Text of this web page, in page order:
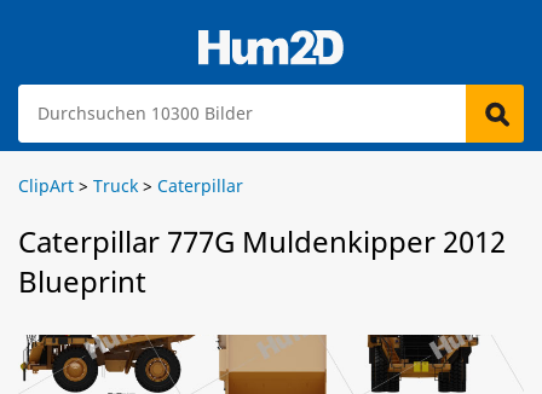
ClipArt > Truck > Caterpillar
Caterpillar 777G Muldenkipper 2012
Blueprint